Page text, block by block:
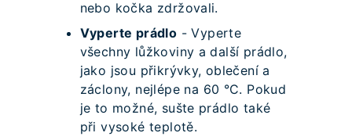
nebo kočka zdržovali.
Vyperte prádlo - Vyperte
všechny lůžkoviny a další prádlo,
jako jsou přikrývky, oblečení a
záclony, nejlépe na 60 °C. Pokud
je to možné, sušte prádlo také
při vysoké teplotě.